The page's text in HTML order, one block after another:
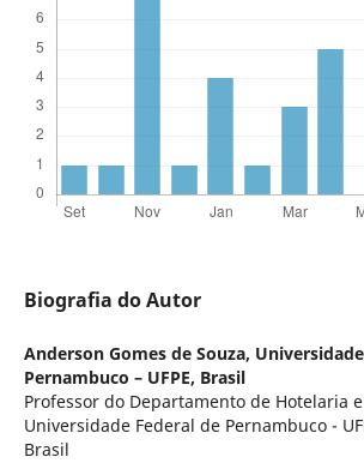
Biografia do Autor
Anderson Gomes de Souza,
Pernambuco – UFPE, Brasil
Professor do Departamento de Hotelaria
Universidade Federal de Pernambuco -
Brasil